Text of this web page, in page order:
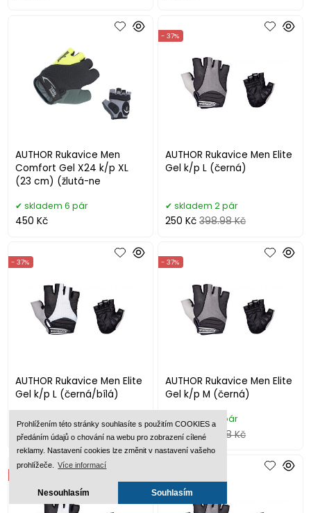
Prohlížením této stránky souhlasíte s použitím COOKIES a
předáním údajů o chování na webu pro zobrazení cílené
reklamy. Nastavení cookies lze změnit v nastavení vašeho
prohlížeče.
Více informací
Nesouhlasím Souhlasím
AUTHOR Rukavice Men
Comfort Gel X24 k/p XL
(23 cm) (žlutá-ne
skladem 6 pár
450 Kč
AUTHOR Rukavice Men Elite
Gel k/p L (černá)
- 37%
skladem 2 pár
250 Kč 398.98 Kč
AUTHOR Rukavice Men Elite
Gel k/p L (černá/bílá)
- 37%
skladem 6 pár
250 Kč 398.98 Kč
AUTHOR Rukavice Men Elite
Gel k/p M (černá)
- 37%
skladem 6 pár
250 Kč 398.98 Kč